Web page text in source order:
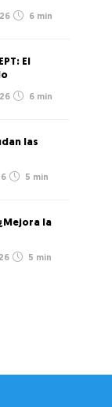
6 min
El
6 min
las
5 min
la
5 min